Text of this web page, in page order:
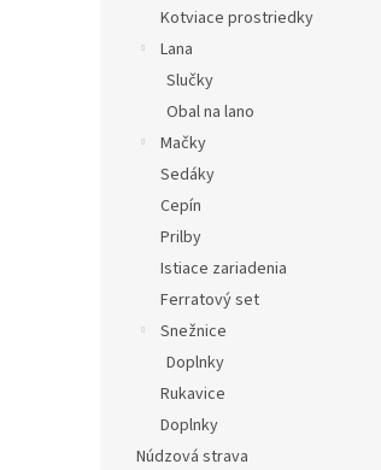
Kotviace prostriedky
Lana
Slučky
Obal na lano
Mačky
Sedáky
Cepín
Prilby
Istiace zariadenia
Ferratový set
Snežnice
Doplnky
Rukavice
Doplnky
Núdzová strava